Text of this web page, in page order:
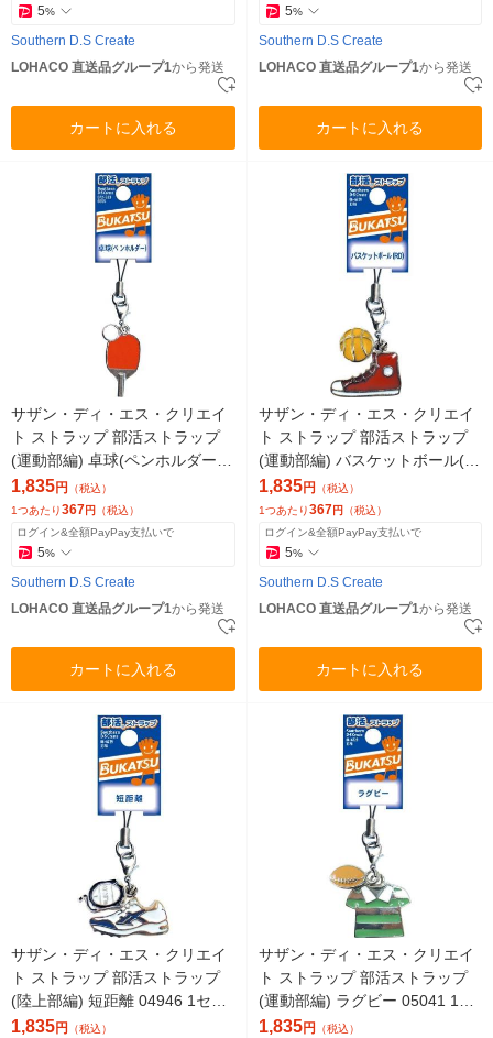
5%
Southern D.S Create
LOHACO 直送品グループ1から発送
カートに入れる
5%
Southern D.S Create
LOHACO 直送品グループ1から発送
カートに入れる
サザン・ディ・エス・クリエイ
ト ストラップ 部活ストラップ
(運動部編) 卓球(ペンホルダー)
04948 1セット(5個)（直送品）
1,835円 （税込）
1つあたり367円 （税込）
ログイン&全額PayPay支払いで
5%
Southern D.S Create
LOHACO 直送品グループ1から発送
カートに入れる
サザン・ディ・エス・クリエイ
ト ストラップ 部活ストラップ
(運動部編) バスケットボール(靴
RD) 04945 1セット(5個)（直送
品）
1,835円 （税込）
1つあたり367 円 （税込）
ログイン&全額PayPay支払いで
5%
Southern D.S Create
LOHACO 直送品グループ1から発送
カートに入れる
サザン・ディ・エス・クリエイ
ト ストラップ 部活ストラップ
(陸上部編) 短距離 04946 1セッ
ト(5個)（直送品）
1,835円
（税込）
サザン・ディ・エス・クリエイ
ト ストラップ 部活ストラップ
(運動部編) ラグビー 05041 1セ
ット(5個)（直送品）
1,835円
（税込）